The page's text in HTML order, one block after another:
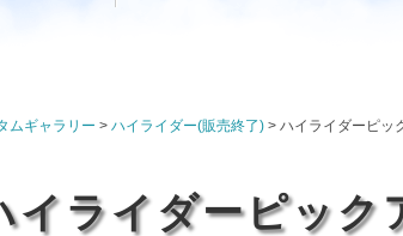
ムギャラリー > ハイライダー(販売終了)> ハイライダーピッ
イライダーピック